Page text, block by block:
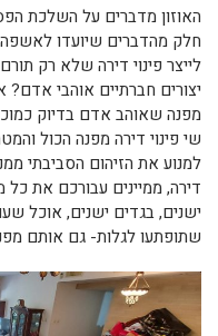
האוזון מדברים על השלכת
חלק מהדברים שיועדו
לייצר פינוי דירה שלא רק
יצורים חברתיים אוהבי
מפנה שאוהב אדם בדיוק
שי פינוי דירה מפנה הכול
למנוע את הזיהום הסביבתי
דירה, ממיינים עבורכם את
ישנים, בגדים ישנים, אוכל
שתופתעו לגלות- גם אותם